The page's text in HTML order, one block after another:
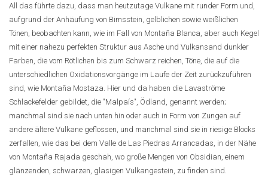
All das führte dazu, dass man heutzutage Vulkane mit runder Form und,
aufgrund der Anhäufung von Bimsstein, gelblichen sowie weißlichen
Tönen, beobachten kann, wie im Fall von Montaña Blanca, aber auch Kegel
mit einer nahezu perfekten Struktur aus Asche und Vulkansand dunkler
Farben, die vom Rötlichen bis zum Schwarz reichen, Töne, die auf die
unterschiedlichen Oxidationsvorgänge im Laufe der Zeit zurückzuführen
sind, wie Montaña Mostaza. Hier und da haben die Lavaströme
Schlackefelder gebildet, die "Malpaís", Ödland, genannt werden;
manchmal sind sie nach unten hin oder auch in Form von Zungen auf
andere ältere Vulkane geflossen, und manchmal sind sie in riesige Blocks
zerfallen, wie das bei dem Valle de Las Piedras Arrancadas, in der Nähe
von Montaña Rajada geschah, wo große Mengen von Obsidian, einem
glänzenden, schwarzen, glasigen Vulkangestein, zu finden sind.